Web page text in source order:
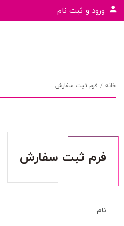
ورود و ثبت نام
خانه فرم ثبت سفارش
فرم ثبت سفارش
نام